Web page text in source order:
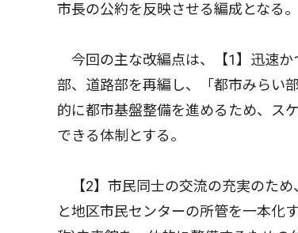
市長の公約を反映させる編成となる。
今回の主な改編点は、【1】迅速か
部、道路部を再編し、「都市みらい
的に都市基盤整備を進めるため、ス
できる体制とする。
【2】市民同士の交流の充実のため
と地区市民センターの所管を一本化